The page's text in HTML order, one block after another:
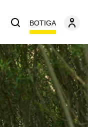
BOTIGA